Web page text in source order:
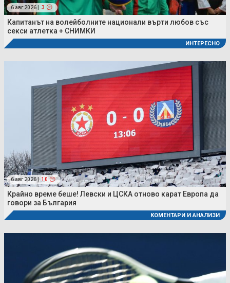
6 авг 2026 | 3
Капитанът на волейболните национали върти любов със
секси атлетка + СНИМКИ
ИНТЕРЕСНО
6 авг 2026 | 10
Крайно време беше! Левски и ЦСКА отново карат Европа да
говори за България
КОМЕНТАРИ И АНАЛИЗИ